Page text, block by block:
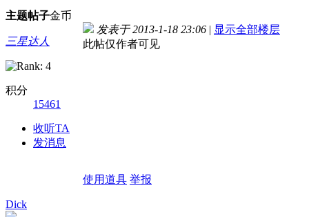
主题帖子金币
三星达人
积分
15461
收听TA
发消息
发表于 2013-1-18 23:06 | 显示全部楼层
此帖仅作者可见
使用道具 举报
Dick